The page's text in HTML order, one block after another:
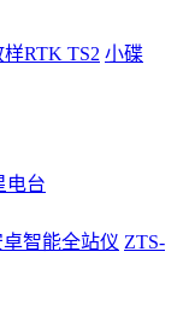
样RTK TS2 小碟
电台
卓智能全站仪 ZTS-